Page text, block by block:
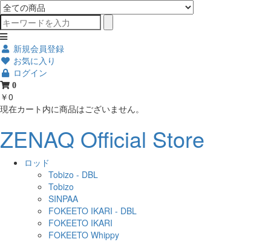
新規会員登録
お気に入り
ログイン
0
￥0
現在カート内に商品はございません。
ZENAQ Official Store
ロッド
Tobizo - DBL
Tobizo
SINPAA
FOKEETO IKARI - DBL
FOKEETO IKARI
FOKEETO Whippy